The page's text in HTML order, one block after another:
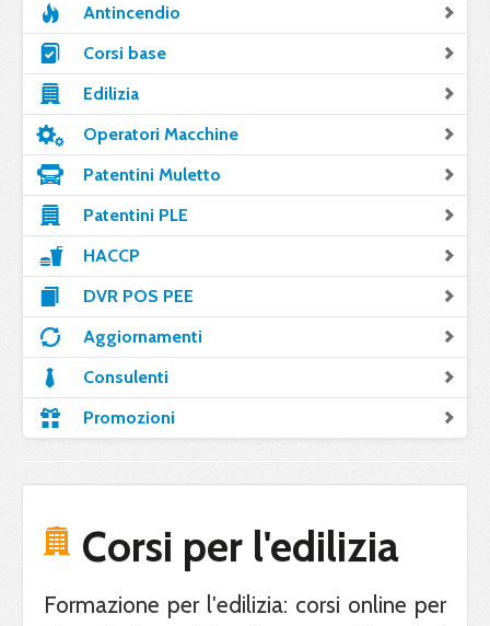
Antincendio
Corsi base
Edilizia
Operatori Macchine
Patentini Muletto
Patentini PLE
HACCP
DVR POS PEE
Aggiornamenti
Consulenti
Promozioni
Corsi per l'edilizia
Formazione per l'edilizia: corsi online per